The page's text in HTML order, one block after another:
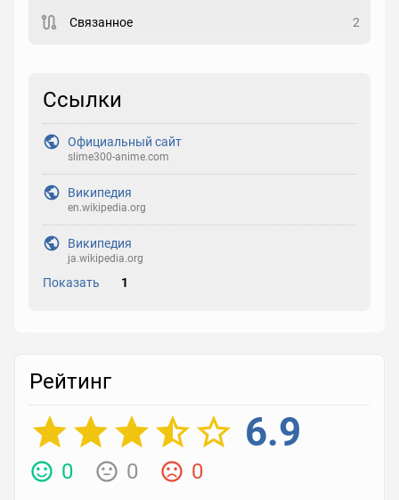
Реакция
Связанное 2
Ссылки
Официальный сайт
slime300-anime.com
Википедия
en.wikipedia.org
Википедия
ja.wikipedia.org
Показать 1
Рейтинг
6.9
0 0 0